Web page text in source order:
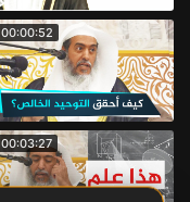
00:00:52
00:03:27